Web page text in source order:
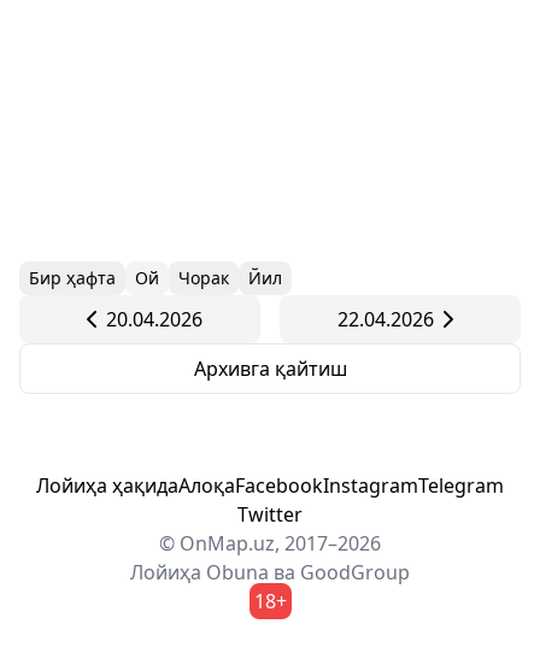
Бир ҳафта Ой Чорак Йил
20.04.2026
22.04.2026
Архивга қайтиш
Лойиҳа ҳақидаАлоқаFacebookInstagramTelegram
Twitter
© OnMap.uz, 2017–2026
Лойиҳа Obuna ва GoodGroup
18+